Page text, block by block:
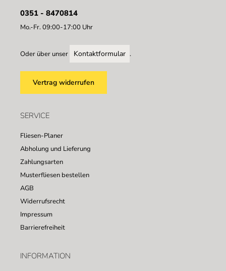
0351 - 8470814
Mo.-Fr. 09:00-17:00 Uhr
Oder über unser Kontaktformular .
Vertrag widerrufen
SERVICE
Fliesen-Planer
Abholung und Lieferung
Zahlungsarten
Musterfliesen bestellen
AGB
Widerrufsrecht
Impressum
Barrierefreiheit
INFORMATION